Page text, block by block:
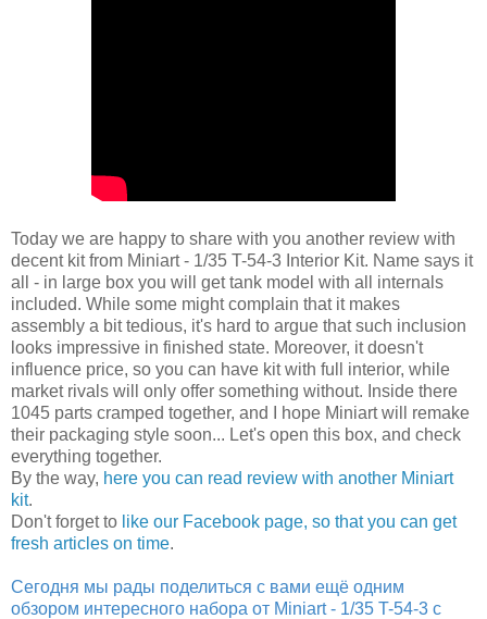
Today we are happy to share with you another review with
decent kit from Miniart - 1/35 T-54-3 Interior Kit. Name says it
all - in large box you will get tank model with all internals
included. While some might complain that it makes
assembly a bit tedious, it's hard to argue that such inclusion
looks impressive in finished state. Moreover, it doesn't
influence price, so you can have kit with full interior, while
market rivals will only offer something without. Inside there
1045 parts cramped together, and I hope Miniart will remake
their packaging style soon... Let's open this box, and check
everything together.
By the way, here you can read review with another Miniart
kit.
Don't forget to like our Facebook page, so that you can get
fresh articles on time.
Сегодня мы рады поделиться с вами ещё одним
обзором интересного набора от Miniart - 1/35 T-54-3 с